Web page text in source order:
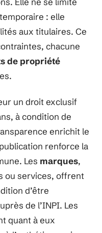
: elle
aux titulaires. Ce
chacune
de propriété
un droit exclusif
à condition de
enrichit le
renforce la
Les marques,
ou services, offrent
d’être
de l’INPI. Les
quant à eux